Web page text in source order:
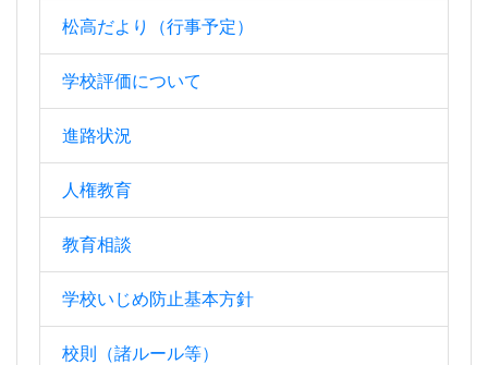
松高だより（行事予定）
学校評価について
進路状況
人権教育
教育相談
学校いじめ防止基本方針
校則（諸ルール等）